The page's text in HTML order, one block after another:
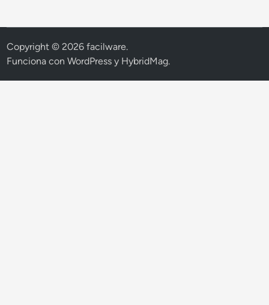
Copyright © 2026facilware.
Funciona conWordPress y HybridMag.